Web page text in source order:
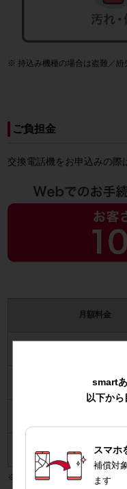
持込み機種の場合は盗難／紛
ご負担金
交換電話機をお申込みの際
月額料金
550円・605円・
（docomo Certified
交換電話機としてリフレッ
smart
以下か
スマホ
補償対
ます